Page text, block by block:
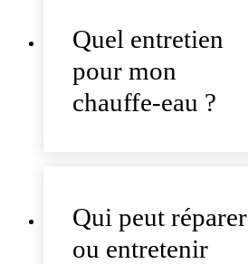
Quel entretien
pour mon
chauffe-eau ?
Qui peut réparer
ou entretenir